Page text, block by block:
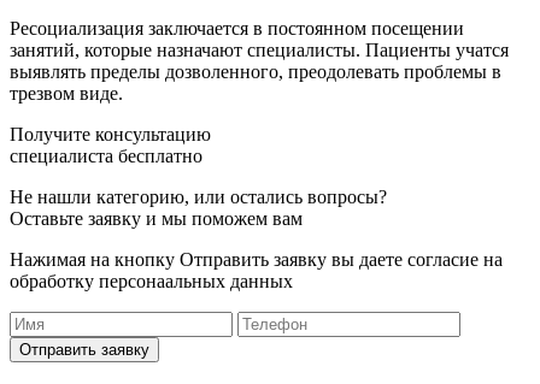
Ресоциализация заключается в постоянном посещении
занятий, которые назначают специалисты. Пациенты учатся
выявлять пределы дозволенного, преодолевать проблемы в
трезвом виде.
Получите консультацию
специалиста бесплатно
Не нашли категорию, или остались вопросы?
Оставьте заявку и мы поможем вам
Нажимая на кнопку Отправить заявку вы даете согласие на
обработку персонаальных данных
Отправить заявку